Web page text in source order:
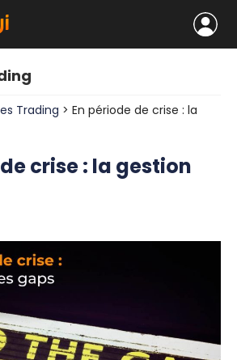
Trading > En période de crise : la
crise : la gestion